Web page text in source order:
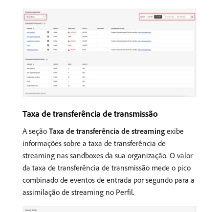
Taxa de transferência de transmissão
A seção Taxa de transferência de streaming exibe
informações sobre a taxa de transferência de
streaming nas sandboxes da sua organização. O valor
da taxa de transferência de transmissão mede o pico
combinado de eventos de entrada por segundo para a
assimilação de streaming no Perfil.